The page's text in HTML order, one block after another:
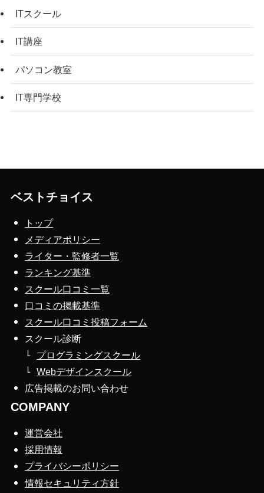
ITスクール
IT講座
パソコン教室
IT専門学校
ベストチョイス
トップ
メディアポリシー
ライター・監修者一覧
ランキング基準
スクール口コミ一覧
口コミの掲載基準
スクール口コミ投稿フォーム
スクール診断
プログラミングスクール
Webデザインスクール
広告掲載のお問い合わせ
COMPANY
運営会社
採用情報
プライバシーポリシー
情報セキュリティ方針